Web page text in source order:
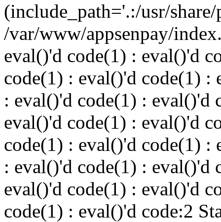
(include_path='.:/usr/
/var/www/appsenpay/
eval()'d code(1) : eval()'d
code(1) : eval()'d code(1) :
: eval()'d code(1) : eval()'d
eval()'d code(1) : eval()'d
code(1) : eval()'d code(1) :
: eval()'d code(1) : eval()'d
eval()'d code(1) : eval()'d
code(1) : eval()'d code:2